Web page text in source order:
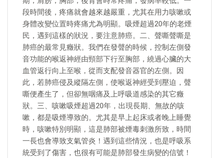
段時間後，疼痛就會越來越嚴重，尤其在用力咳嗽或
身體改變位置時疼痛尤為明顯。吸煙超過20年的老煙
民，遇到這樣的狀況，要注意肺癌。二、聲嘶聲嘶是
肺癌的最常見癥狀。我們在發聲的時候，控制左側發
音功能的喉返神經由頸部下行至胸部，繞過心臟的大
血管返行向上至喉，從而支配發音器官的左側。因
此，若肺癌侵及縱隔左側，使喉返神經受到壓迫，聲
嘶便產生了，但卻無咽痛及上呼吸道感染的其它癥
狀。三、咳嗽吸煙超過20年，出現長期、無故的咳
嗽，都是吸煙導致的。尤其是早上起床或者晚上睡覺
時，咳嗽特別明顯，這是肺部被煙毒刺激所致，時間
一長也會導致支氣管炎！遇到這些情況，也是呼吸系
統受到了傷害，也很有可能是肺部發生病變的信號！